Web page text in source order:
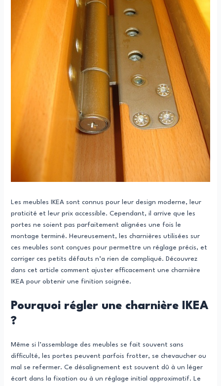
Les meubles IKEA sont connus pour leur design moderne, leur
praticité et leur prix accessible. Cependant, il arrive que les
portes ne soient pas parfaitement alignées une fois le
montage terminé. Heureusement, les charnières utilisées sur
ces meubles sont conçues pour permettre un réglage précis, et
corriger ces petits défauts n’a rien de compliqué. Découvrez
dans cet article comment ajuster efficacement une charnière
IKEA pour obtenir une finition soignée.
Pourquoi régler une charnière IKEA
?
Même si l’assemblage des meubles se fait souvent sans
difficulté, les portes peuvent parfois frotter, se chevaucher ou
mal se refermer. Ce désalignement est souvent dû à un léger
écart dans la fixation ou à un réglage initial approximatif. Le